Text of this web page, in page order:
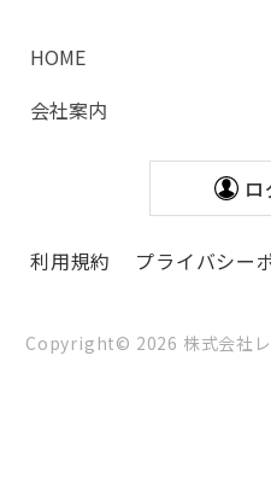
HOME
会社案内
ロ
利用規約 プライバシー
Copyright© 2026 株式会社